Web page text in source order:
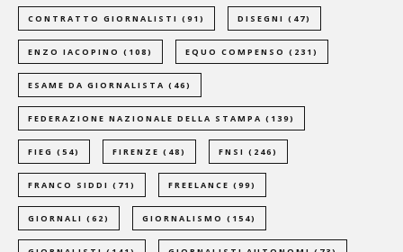
CONTRATTO GIORNALISTI (91) DISEGNI (47)
ENZO IACOPINO (108) EQUO COMPENSO (231)
ESAME DA GIORNALISTA (46)
FEDERAZIONE NAZIONALE DELLA STAMPA (139)
FIEG (54) FIRENZE (48) FNSI (246)
FRANCO SIDDI (71) FREELANCE (99)
GIORNALI (62) GIORNALISMO (154)